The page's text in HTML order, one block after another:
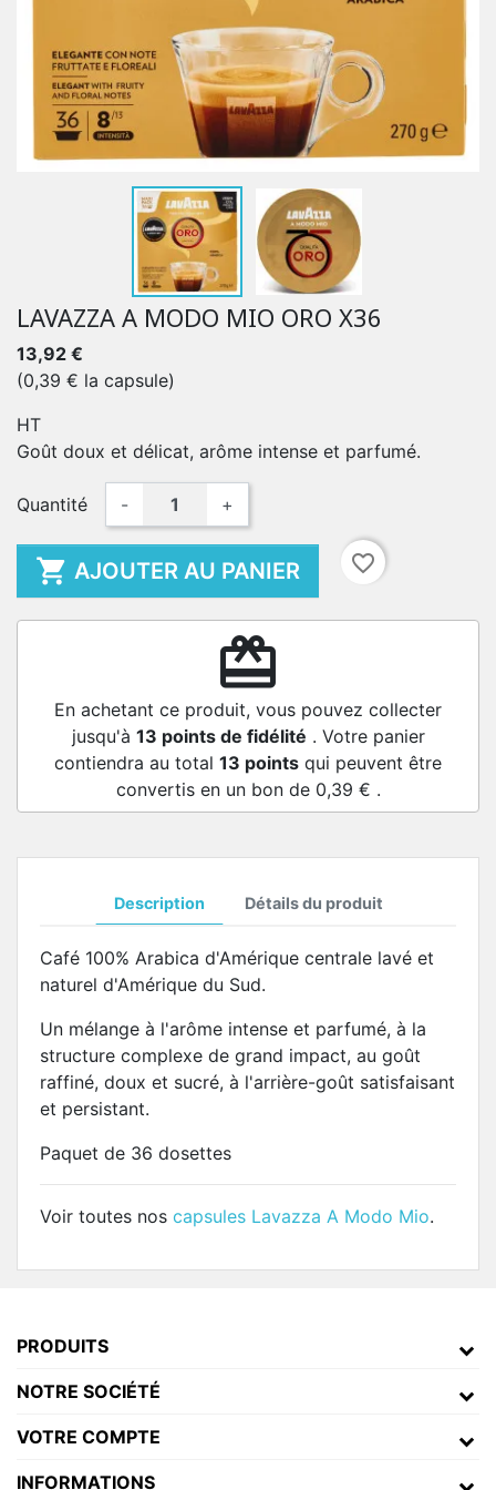
LAVAZZA A MODO MIO ORO X36
13,92 €
(0,39 € la capsule)
HT
Goût doux et délicat, arôme intense et parfumé.
Quantité - +
 AJOUTER AU PANIER favorite_border
redeem
En achetant ce produit, vous pouvez collecter
jusqu'à 13 points de fidélité . Votre panier
contiendra au total 13 points qui peuvent être
convertis en un bon de 0,39 € .
Description Détails du produit
Café 100% Arabica d'Amérique centrale lavé et
naturel d'Amérique du Sud.
Un mélange à l'arôme intense et parfumé, à la
structure complexe de grand impact, au goût
raffiné, doux et sucré, à l'arrière-goût satisfaisant
et persistant.
Paquet de 36 dosettes
Voir toutes nos capsules Lavazza A Modo Mio.
PRODUITS
NOTRE SOCIÉTÉ
VOTRE COMPTE
INFORMATIONS